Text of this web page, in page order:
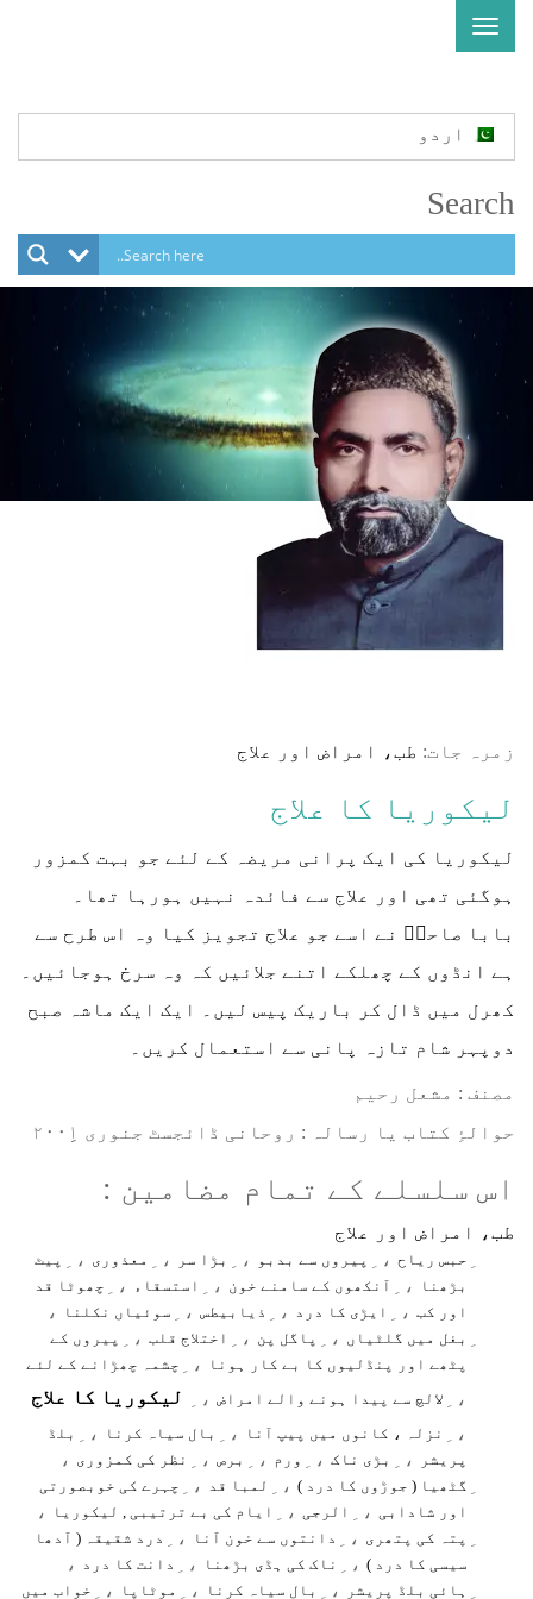
Toggle
navigation
اردو
Search
زمرہ جات: طب، امراض اور علاج
لیکوریا کا علاج
لیکوریا کی ایک پرانی مریضہ کے لئے جو بہت کمزور
ہوگئی تھی اور علاج سے فائدہ نہیں ہورہا تھا۔
بابا صاحبؒ نے اسے جو علاج تجویز کیا وہ اس طرح سے
ہے انڈوں کے چھلکے اتنے جلائیں کہ وہ سرخ ہوجائیں۔
کھرل میں ڈال کر باریک پیس لیں۔ ایک ایک ماشہ صبح
دوپہر شام تازہ پانی سے استعمال کریں۔
مصنف : مشعل رحیم
⁠⁠⁠حوالۂِ کتاب یا رسالہ : روحانی ڈائجسٹ جنوری ۲۰۰۱ِِ
اس سلسلے کے تمام مضامین :
طب، امراض اور علاج
حبس ریاح ، ِ پیروں سے بدبو ، ِ بڑا سر ، ِ معذوری ، ِ
پیٹ
بڑھنا
، ِ آنکھوں کے سامنے خون ، ِ استسقاء ، ِ
چھوٹا قد
اور کب ، ِ ایڑی کا درد ، ِ ذیابیطس ، ِ سوئیاں نکلنا
،
بغل میں گلٹیاں ، ِ پاگل پن ، ِ اختلاج قلب ، ِ
پیروں کے
پٹھے اور پنڈلیوں کا بے کار ہونا
، ِ چشمہ چھڑانے کے لئے
، ِ لالچ سے پیدا ہونے والے امراض ، ِ لیکوریا کا علاج
، ِ نزلہ ، کانوں میں پیپ آنا ، ِ بال سیاہ کرنا ، ِ
بلڈ
پریشر
، ِ بڑی ناک ، ِ ورم ، ِ برص ، ِ نظر کی کمزوری ،
گٹھیا ( جوڑوں کا درد ) ، ِ لمبا قد ، ِ
چہرے کی خوبصورتی
اور شادابی ، ِ الرجی ، ِ ایام کی بے ترتیبی , لیکوریا
،
پتہ کی پتھری ، ِ دانتوں سے خون آنا ، ِ
درد شقیقہ ( آدھا
سیسی کا درد ) ، ِ ناک کی ہڈی بڑھنا ، ِ دانت کا درد ،
ہائی بلڈ پریشر ، ِ بال سیاہ کرنا ، ِ موٹاپا ، ِ خواب میں